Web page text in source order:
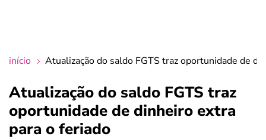
crédito fácil
início Atualização do saldo FGTS traz oportunidade de
Atualização do saldo FGTS traz
oportunidade de dinheiro extra
para o feriado